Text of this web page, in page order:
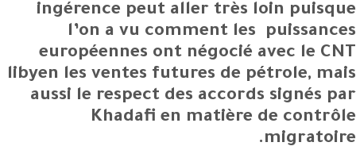
ingérence peut aller très loin puisque
l’on a vu comment les puissances
européennes ont négocié avec le CNT
libyen les ventes futures de pétrole, mais
aussi le respect des accords signés par
Khadafi en matière de contrôle
migratoire.